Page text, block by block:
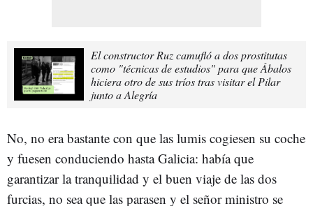
El constructor Ruz camufló a dos prostitutas
como "técnicas de estudios" para que Ábalos
hiciera otro de sus tríos tras visitar el Pilar
junto a Alegría
No, no era bastante con que las lumis cogiesen su coche
y fuesen conduciendo hasta Galicia: había que
garantizar la tranquilidad y el buen viaje de las dos
furcias, no sea que las parasen y el señor ministro se